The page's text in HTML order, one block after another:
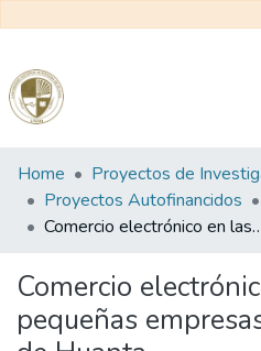
Communities
&
Collections
Statistics
Home
Proyectos de
Proyectos Autofinancidos
Comercio electrónico en las micro y
Comercio
pequeñas